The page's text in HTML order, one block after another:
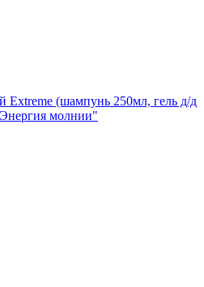
Extreme (шампунь 250мл, гель д/д
молнии"